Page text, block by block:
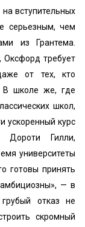
вступительных
серьезным, чем
из Грантема.
Оксфорд требует
от тех, кто
В школе же, где
школ,
ускоренный курс
Дороти Гилли,
университеты
готовы принять
— в
отказ не
скромный